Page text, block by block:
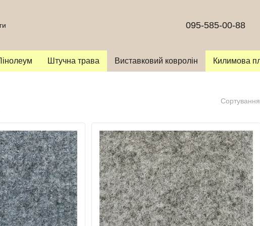
095-585-00-88
Штучна трава Виставковий ковролін Килимова